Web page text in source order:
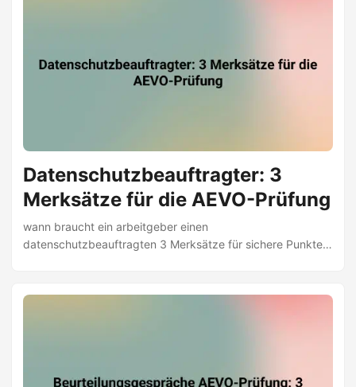
Datenschutzbeauftragter: 3
Merksätze für die AEVO-Prüfung
wann braucht ein arbeitgeber einen
datenschutzbeauftragten 3 Merksätze für sichere Punkte |